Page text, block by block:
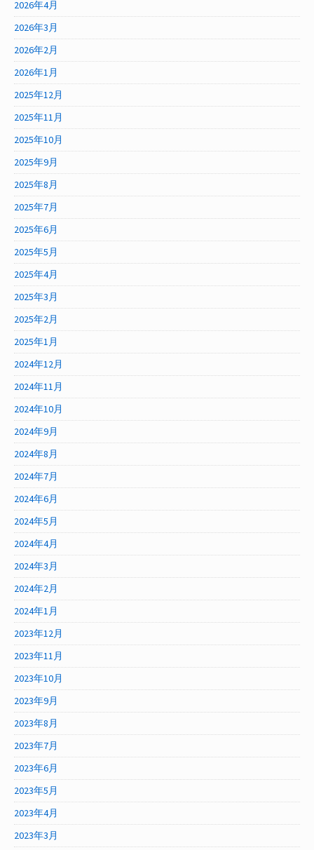
2026年4月
2026年3月
2026年2月
2026年1月
2025年12月
2025年11月
2025年10月
2025年9月
2025年8月
2025年7月
2025年6月
2025年5月
2025年4月
2025年3月
2025年2月
2025年1月
2024年12月
2024年11月
2024年10月
2024年9月
2024年8月
2024年7月
2024年6月
2024年5月
2024年4月
2024年3月
2024年2月
2024年1月
2023年12月
2023年11月
2023年10月
2023年9月
2023年8月
2023年7月
2023年6月
2023年5月
2023年4月
2023年3月